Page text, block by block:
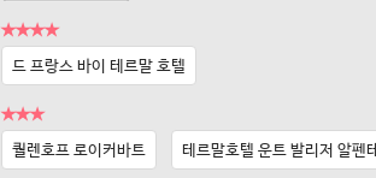
★★★★
드 프랑스 바이 테르말 호텔
★★★
퀄렌호프 로이커바트
테르말호텔 운트 발리저 알펜